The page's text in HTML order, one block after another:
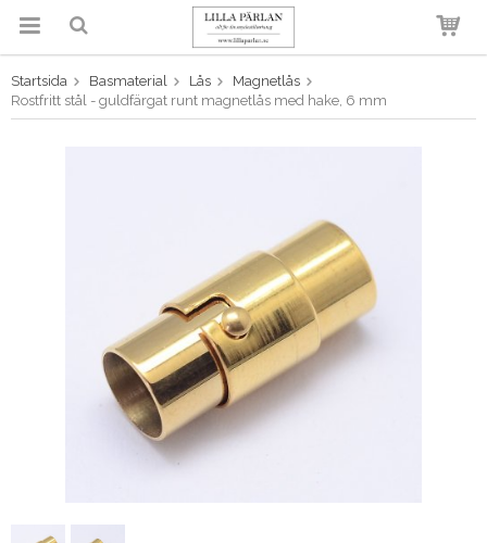
Produkten har blivit tillagd i
varukorgen
Startsida Basmaterial Lås
Magnetlås
Rostfritt stål - guldfärgat runt magnetlås med hake, 6 mm